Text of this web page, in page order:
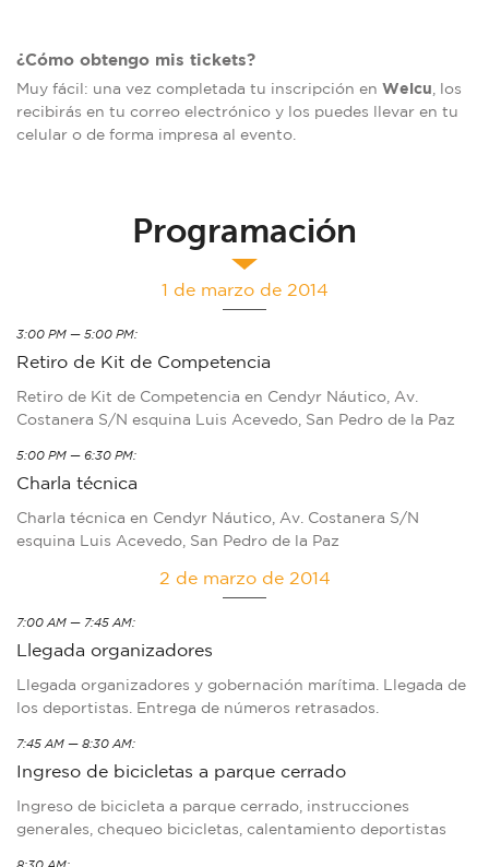
¿Cómo obtengo mis tickets?
Muy fácil: una vez completada tu inscripción en Welcu , los
recibirás en tu correo electrónico y los puedes llevar en tu
celular o de forma impresa al evento.
Programación
1 de marzo de 2014
3:00 PM — 5:00 PM:
Retiro de Kit de Competencia
Retiro de Kit de Competencia en Cendyr Náutico, Av.
Costanera S/N esquina Luis Acevedo, San Pedro de la Paz
5:00 PM — 6:30 PM:
Charla técnica
Charla técnica en Cendyr Náutico, Av. Costanera S/N
esquina Luis Acevedo, San Pedro de la Paz
2 de marzo de 2014
7:00 AM — 7:45 AM:
Llegada organizadores
Llegada organizadores y gobernación marítima. Llegada de
los deportistas. Entrega de números retrasados.
7:45 AM — 8:30 AM:
Ingreso de bicicletas a parque cerrado
Ingreso de bicicleta a parque cerrado, instrucciones
generales, chequeo bicicletas, calentamiento deportistas